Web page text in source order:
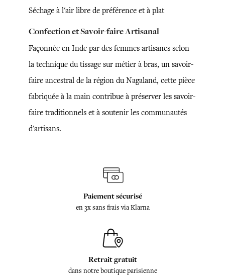
Séchage à l'air libre de préférence et à plat
Confection et Savoir-faire Artisanal
Façonnée en Inde par des femmes artisanes selon
la technique du tissage sur métier à bras, un savoir-
faire ancestral de la région du Nagaland, cette pièce
fabriquée à la main contribue à préserver les savoir-
faire traditionnels et à soutenir les communautés
d'artisans.
Paiement sécurisé
en 3x sans frais via Klarna
Retrait gratuit
dans notre boutique parisienne